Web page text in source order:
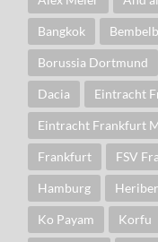
Bangkok
Borussia Dortmund
Dacia Eintracht
Eintracht Frankfurt
Frankfurt FSV
Hamburg
Ko Payam Korfu